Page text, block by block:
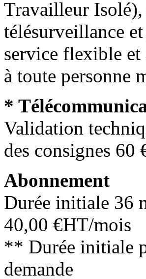
Travailleur
télésurveillance
service flexible et
à toute personne
*
Validation
des consignes 60
Abonnement
Durée initiale 36
40,00 €HT/mois
** Durée initiale
demande